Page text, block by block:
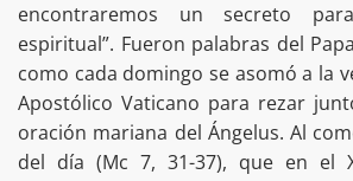
encontraremos un secreto
espiritual”. Fueron palabras del
como cada domingo se asomó a la
Apostólico Vaticano para rezar
oración mariana del Ángelus. Al
del día (Mc 7, 31-37), que en el